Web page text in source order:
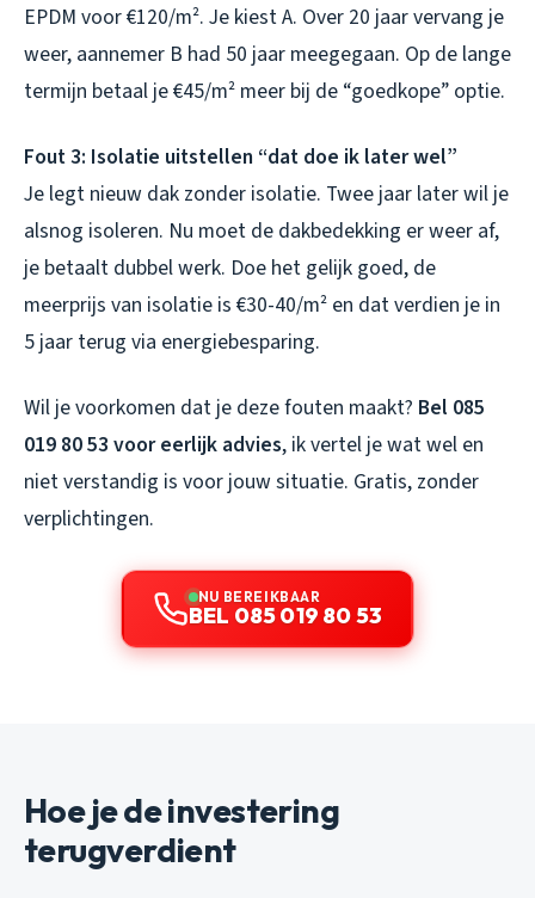
EPDM voor €120/m². Je kiest A. Over 20 jaar vervang je
weer, aannemer B had 50 jaar meegegaan. Op de lange
termijn betaal je €45/m² meer bij de “goedkope” optie.
Fout 3: Isolatie uitstellen “dat doe ik later wel”
Je legt nieuw dak zonder isolatie. Twee jaar later wil je
alsnog isoleren. Nu moet de dakbedekking er weer af,
je betaalt dubbel werk. Doe het gelijk goed, de
meerprijs van isolatie is €30-40/m² en dat verdien je in
5 jaar terug via energiebesparing.
Wil je voorkomen dat je deze fouten maakt? Bel 085
019 80 53 voor eerlijk advies, ik vertel je wat wel en
niet verstandig is voor jouw situatie. Gratis, zonder
verplichtingen.
NU BEREIKBAAR
BEL 085 019 80 53
Hoe je de investering
terugverdient